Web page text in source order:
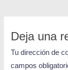
Deja una
Tu dirección de
campos